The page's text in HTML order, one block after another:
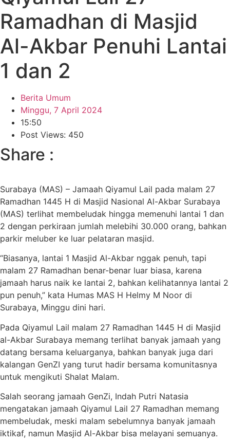
Ramadhan di Masjid
Al-Akbar Penuhi Lantai
1 dan 2
Berita Umum
Minggu, 7 April 2024
15:50
Post Views: 450
Share :
Surabaya (MAS) – Jamaah Qiyamul Lail pada malam 27
Ramadhan 1445 H di Masjid Nasional Al-Akbar Surabaya
(MAS) terlihat membeludak hingga memenuhi lantai 1 dan
2 dengan perkiraan jumlah melebihi 30.000 orang, bahkan
parkir meluber ke luar pelataran masjid.
“Biasanya, lantai 1 Masjid Al-Akbar nggak penuh, tapi
malam 27 Ramadhan benar-benar luar biasa, karena
jamaah harus naik ke lantai 2, bahkan kelihatannya lantai 2
pun penuh,” kata Humas MAS H Helmy M Noor di
Surabaya, Minggu dini hari.
Pada Qiyamul Lail malam 27 Ramadhan 1445 H di Masjid
al-Akbar Surabaya memang terlihat banyak jamaah yang
datang bersama keluarganya, bahkan banyak juga dari
kalangan GenZI yang turut hadir bersama komunitasnya
untuk mengikuti Shalat Malam.
Salah seorang jamaah GenZi, Indah Putri Natasia
mengatakan jamaah Qiyamul Lail 27 Ramadhan memang
membeludak, meski malam sebelumnya banyak jamaah
iktikaf, namun Masjid Al-Akbar bisa melayani semuanya.